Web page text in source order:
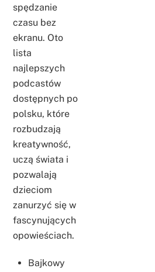
spędzanie
czasu bez
ekranu. Oto
lista
najlepszych
podcastów
dostępnych po
polsku, które
rozbudzają
kreatywność,
uczą świata i
pozwalają
dzieciom
zanurzyć się w
fascynujących
opowieściach.
Bajkowy